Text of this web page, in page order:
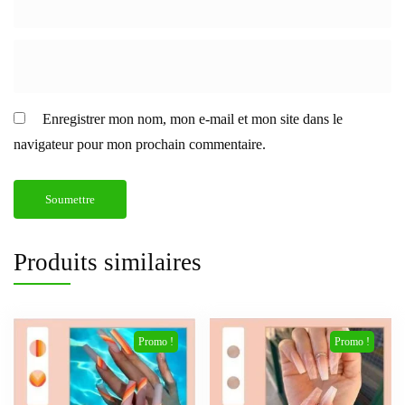
Enregistrer mon nom, mon e-mail et mon site dans le
navigateur pour mon prochain commentaire.
Produits similaires
Promo ! Promo !